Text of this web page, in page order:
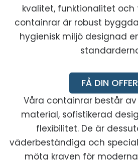
kvalitet, funktionalitet och
containrar är robust
hygienisk miljö designad
FÅ DIN
Våra containrar består
material, sofistikerad
flexibilitet. De är
väderbeständiga och
möta kraven för